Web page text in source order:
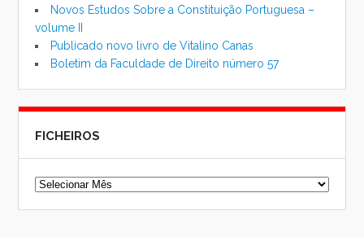
Novos Estudos Sobre a Constituição Portuguesa –
volume II
Publicado novo livro de Vitalino Canas
Boletim da Faculdade de Direito número 57
FICHEIROS
Ficheiros